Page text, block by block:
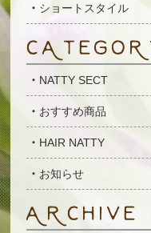
ショートスタイル
NATTY SECT
おすすめ商品
HAIR NATTY
お知らせ